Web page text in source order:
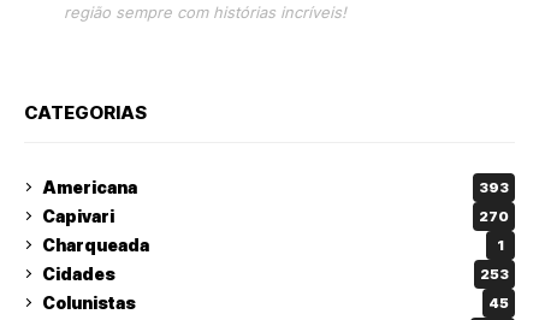
região sempre com histórias incríveis!
CATEGORIAS
Americana 393
Capivari 270
Charqueada 1
Cidades 253
Colunistas 45